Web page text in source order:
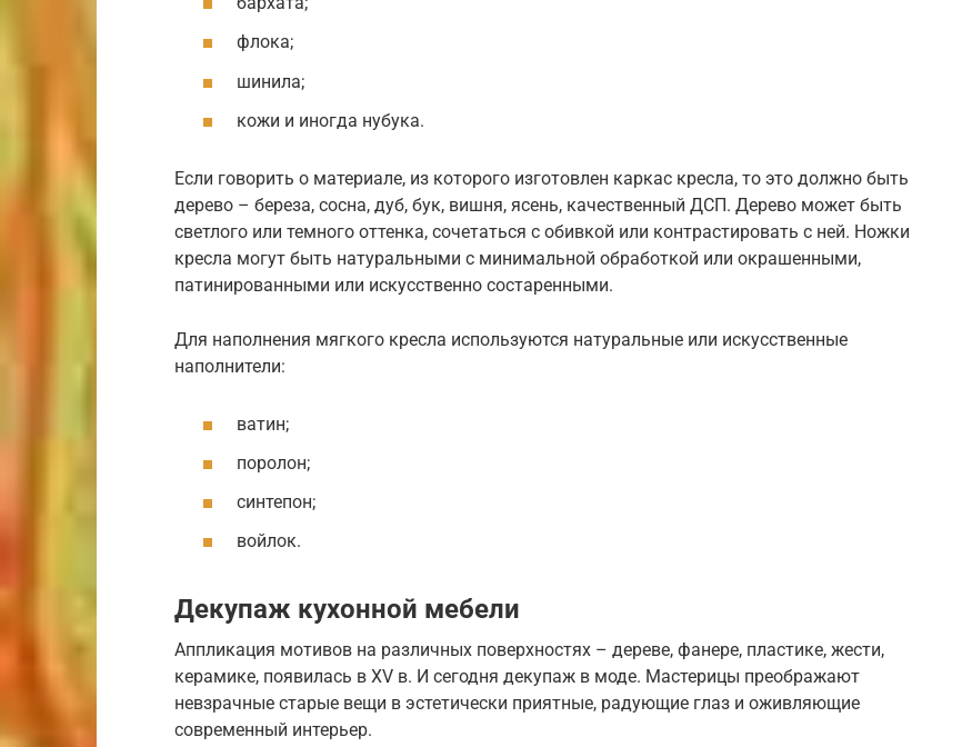
флока;
шинила;
кожи и иногда нубука.
Если говорить о материале, из которого изготовлен каркас кресла, то это должно быть
дерево – береза, сосна, дуб, бук, вишня, ясень, качественный ДСП. Дерево может быть
светлого или темного оттенка, сочетаться с обивкой или контрастировать с ней. Ножки
кресла могут быть натуральными с минимальной обработкой или окрашенными,
патинированными или искусственно состаренными.
Для наполнения мягкого кресла используются натуральные или искусственные
наполнители:
ватин;
поролон;
синтепон;
войлок.
Декупаж кухонной мебели
Аппликация мотивов на различных поверхностях – дереве, фанере, пластике, жести,
керамике, появилась в XV в. И сегодня декупаж в моде. Мастерицы преображают
невзрачные старые вещи в эстетически приятные, радующие глаз и оживляющие
современный интерьер.